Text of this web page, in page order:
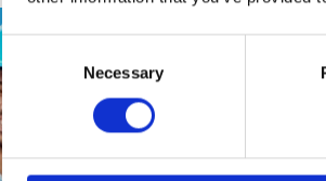
Selection
Necessary
Vous